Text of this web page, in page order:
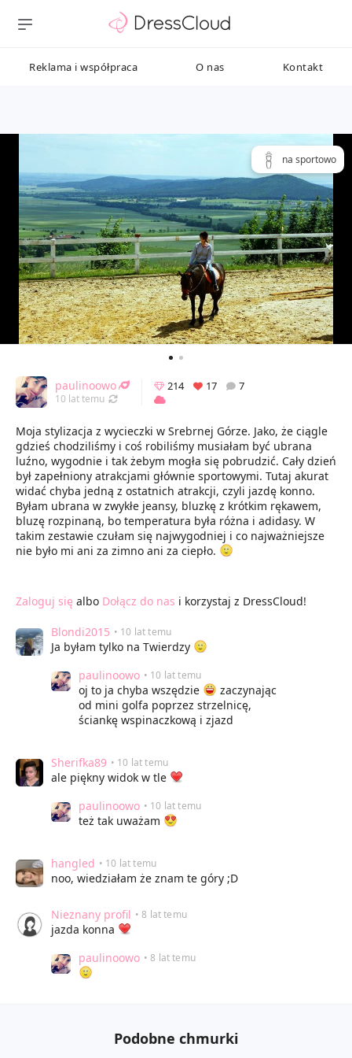
Reklama i współpraca O nas Kontakt
na sportowo
paulinoowo
10 lat temu Odświeżony 04.11.2017 15:40
214 17 7
Moja stylizacja z wycieczki w Srebrnej Górze. Jako, że ciągle
gdzieś chodziliśmy i coś robiliśmy musiałam być ubrana
luźno, wygodnie i tak żebym mogła się pobrudzić. Cały dzień
był zapełniony atrakcjami głównie sportowymi. Tutaj akurat
widać chyba jedną z ostatnich atrakcji, czyli jazdę konno.
Byłam ubrana w zwykłe jeansy, bluzkę z krótkim rękawem,
bluzę rozpinaną, bo temperatura była różna i adidasy. W
takim zestawie czułam się najwygodniej i co najważniejsze
nie było mi ani za zimno ani za ciepło.
Zaloguj się albo Dołącz do nas i korzystaj z DressCloud!
Blondi2015 • 10 lat temu
Ja byłam tylko na Twierdzy
paulinoowo • 10 lat temu
oj to ja chyba wszędzie
zaczynając
od mini golfa poprzez strzelnicę,
ściankę wspinaczkową i zjazd
Sherifka89 • 10 lat temu
ale piękny widok w tle
paulinoowo • 10 lat temu
też tak uważam
hangled • 10 lat temu
noo, wiedziałam że znam te góry ;D
Nieznany profil • 8 lat temu
jazda konna
paulinoowo • 8 lat temu
Podobne chmurki